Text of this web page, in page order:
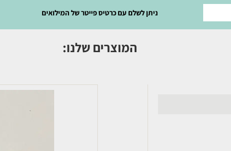
ניתן לשלם עם כרטיס פייטר של המילואים
המוצרים שלנו: